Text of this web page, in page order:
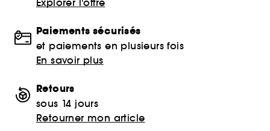
Paiements sécurisés
et paiements en plusieurs fois
En savoir plus
Retours
sous 14 jours
Retourner mon article